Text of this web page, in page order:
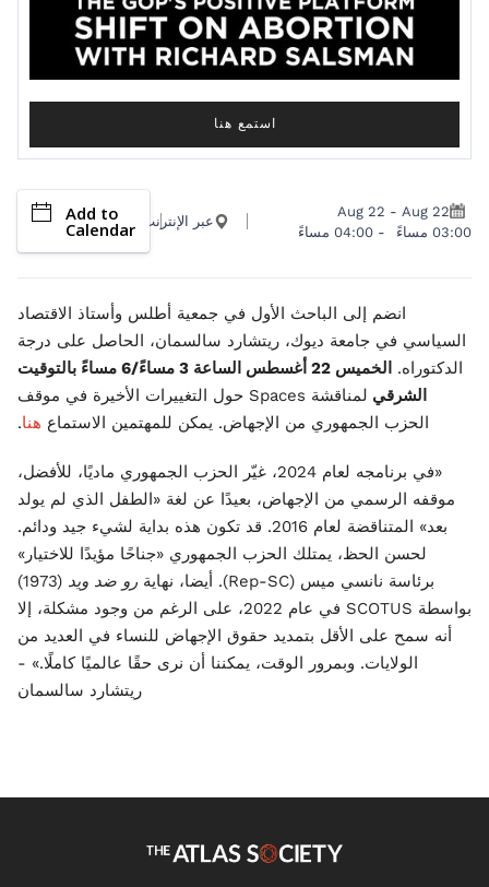
استمع هنا
Aug 22
-
Aug 22
03:00 مساءً
- 04:00 مساءً
عبر الإنترنت Add to
Calendar
انضم إلى الباحث الأول في جمعية أطلس وأستاذ الاقتصاد
السياسي في جامعة ديوك، ريتشارد سالسمان، الحاصل على درجة
الدكتوراه.
الخميس 22 أغسطس الساعة 3 مساءً/6 مساءً بالتوقيت
الشرقي
لمناقشة Spaces حول التغييرات الأخيرة في موقف
الحزب الجمهوري من الإجهاض. يمكن للمهتمين الاستماع هنا.
«في برنامجه لعام 2024، غيّر الحزب الجمهوري ماديًا، للأفضل،
موقفه الرسمي من الإجهاض، بعيدًا عن لغة «الطفل الذي لم يولد
بعد» المتناقضة لعام 2016. قد تكون هذه بداية لشيء جيد ودائم.
لحسن الحظ، يمتلك الحزب الجمهوري «جناحًا مؤيدًا للاختيار»
برئاسة نانسي ميس (Rep-SC). أيضا، نهاية
رو ضد ويد
(1973)
بواسطة SCOTUS في عام 2022، على الرغم من وجود مشكلة، إلا
أنه سمح على الأقل بتمديد حقوق الإجهاض للنساء في العديد من
الولايات. وبمرور الوقت، يمكننا أن نرى حقًا عالميًا كاملًا.» -
ريتشارد سالسمان